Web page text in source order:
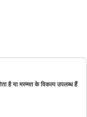
है या मरम्मत के विकल्प उपलब्ध हैं